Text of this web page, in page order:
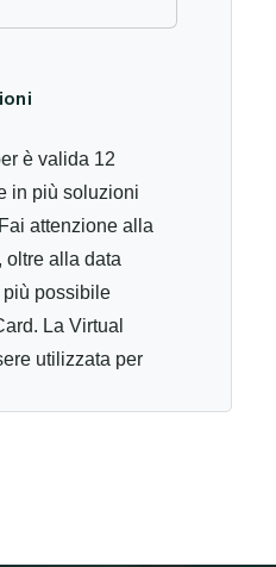
è valida 12
in più soluzioni
attenzione alla
oltre alla data
più possibile
La Virtual
utilizzata per